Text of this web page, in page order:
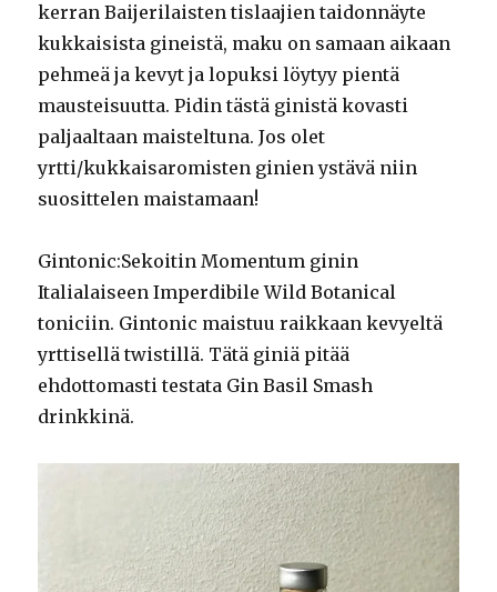
kerran Baijerilaisten tislaajien taidonnäyte
kukkaisista gineistä, maku on samaan aikaan
pehmeä ja kevyt ja lopuksi löytyy pientä
mausteisuutta. Pidin tästä ginistä kovasti
paljaaltaan maisteltuna. Jos olet
yrtti/kukkaisaromisten ginien ystävä niin
suosittelen maistamaan!
Gintonic:Sekoitin Momentum ginin
Italialaiseen Imperdibile Wild Botanical
toniciin. Gintonic maistuu raikkaan kevyeltä
yrttisellä twistillä. Tätä giniä pitää
ehdottomasti testata Gin Basil Smash
drinkkinä.